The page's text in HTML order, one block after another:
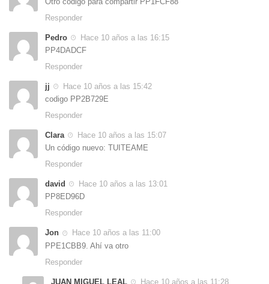
Responder
Pedro
Hace 10 años a las 16:15
PP4DADCF
Responder
jj
Hace 10 años a las 15:42
codigo PP2B729E
Responder
Clara
Hace 10 años a las 15:07
Un código nuevo: TUITEAME
Responder
david
Hace 10 años a las 13:01
PP8ED96D
Responder
Jon
Hace 10 años a las 11:00
PPE1CBB9. Ahí va otro
Responder
JUAN MIGUEL LEAL
Hace 10 años a las 11:28